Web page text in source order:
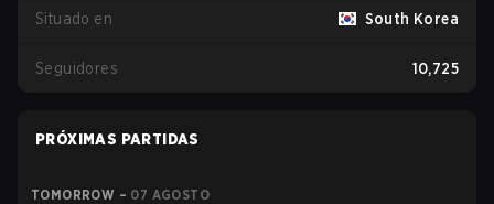
Situado en South Korea
Seguidores 10,725
PRÓXIMAS PARTIDAS
TOMORROW – 07 AGOSTO